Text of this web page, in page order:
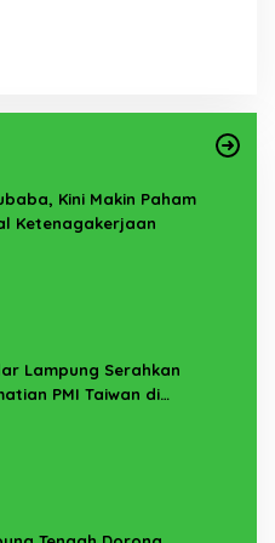
Kini Makin Paham
Ketenagakerjaan
Lampung Serahkan
PMI Taiwan di